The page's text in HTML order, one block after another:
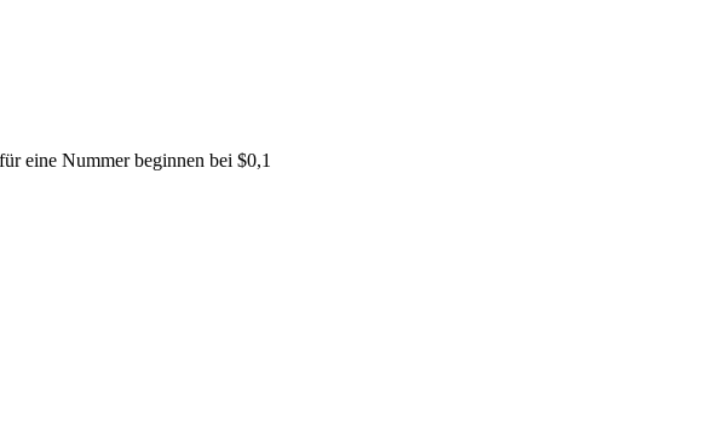
eine Nummer beginnen bei $0,1